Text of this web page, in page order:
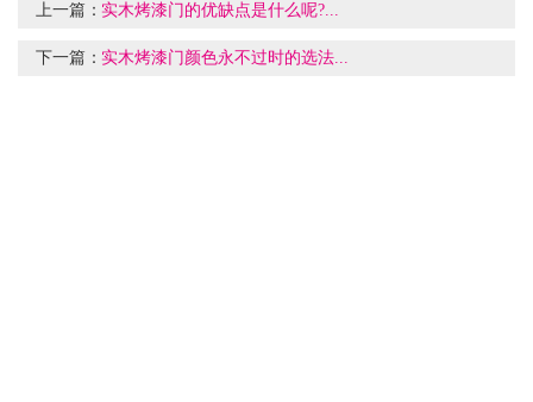
上一篇：实木烤漆门的优缺点是什么呢?...
下一篇：实木烤漆门颜色永不过时的选法...